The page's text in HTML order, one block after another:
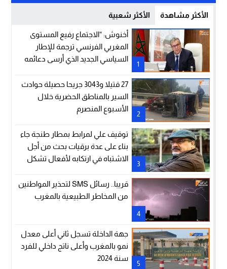
الأكثر مشاهدة الأكثر شعبية
1
أخنوش: “الاجتماع رفيع المستوى
المغربي الفرنسي ترجمة للإطار
السياسي الجديد الذي أرسى دعائمه
ماكرون”
2
27 قتيلا و3043 جريحا حصيلة حوادث
السير بالمناطق الحضرية خلال
الأسبوع المنصرم
3
توقيف علي لمرابط بمطار طنجة جاء
بناء على عدة برقيات بحث من أجل
الاشتباه في ارتكابه لأفعال تشكل
لدى المحكمة الزجرية بالدار البيضاء)
4
قريبا.. رسائل SMS لتحذير المواطنين
من المخاطر الطبيعية بالمغرب
5
جهة الداخلة تسجل ثاني أعلى معدل
نمو بالمغرب وأعلى ناتج داخلي للفرد
سنة 2024